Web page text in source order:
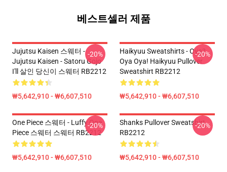
베스트셀러 제품
Jujutsu Kaisen 스웨터 -
Jujutsu Kaisen - Satoru Gojo
I'll 살인 당신이 스웨터 RB2212
₩5,642,910 - ₩6,607,510
-20%
Haikyuu Sweatshirts - Oya?
Oya Oya! Haikyuu Pullover
Sweatshirt RB2212
₩5,642,910 - ₩6,607,510
-20%
One Piece 스웨터 - Luffy One
Piece 스웨터 스웨터 RB2212
₩5,642,910 - ₩6,607,510
-20%
Shanks Pullover Sweatshirt
RB2212
₩5,642,910 - ₩6,607,510
-20%